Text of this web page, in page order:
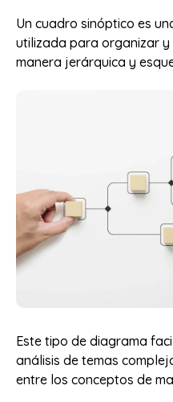
Un cuadro sinóptico es
utilizada para organizar
manera jerárquica y
Este tipo de diagrama
análisis de temas
entre los conceptos de